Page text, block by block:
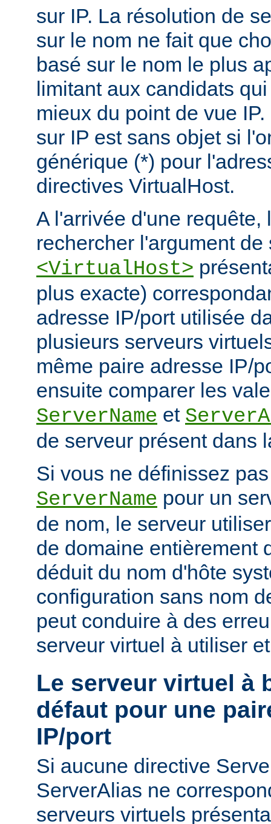
sur IP. La résolution de
sur le nom ne fait que
basé sur le nom le plus
limitant aux candidats
mieux du point de vue
sur IP est sans objet si
générique (*) pour
directives VirtualHost.
A l'arrivée d'une requête,
rechercher l'argument de
<VirtualHost>
plus exacte)
adresse IP/port utilisée
plusieurs serveurs
même paire adresse IP/
ensuite comparer les
ServerName et
de serveur présent dans
Si vous ne définissez
ServerName pour un
de nom, le serveur
de domaine entièrement
déduit du nom d'hôte
configuration sans nom
peut conduire à des
serveur virtuel à utiliser
Le serveur virtuel à
défaut pour une
IP/port
Si aucune directive
ServerAlias ne
serveurs virtuels